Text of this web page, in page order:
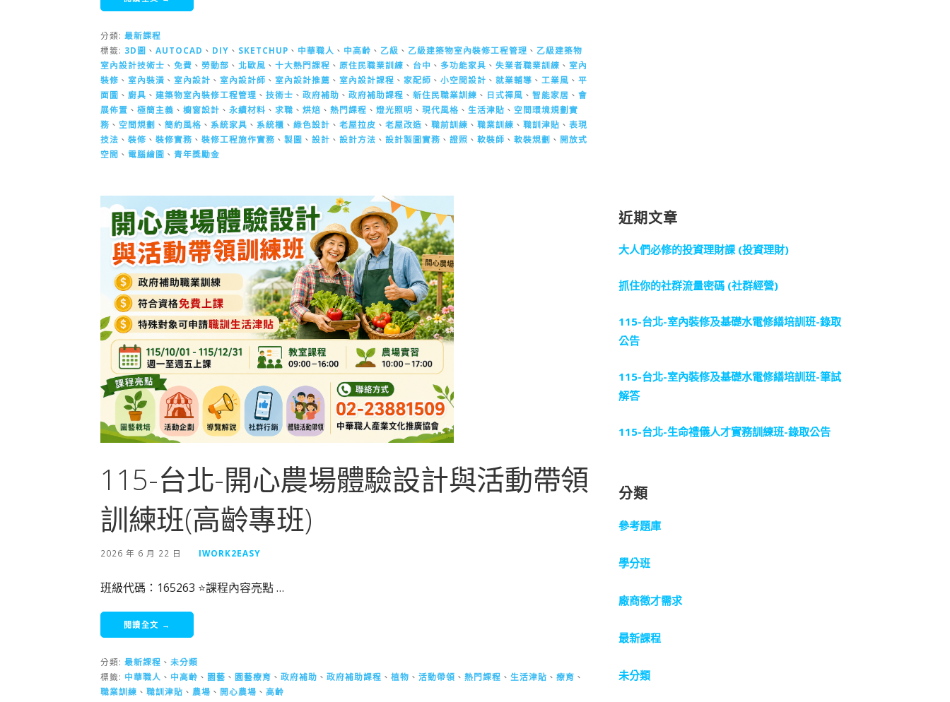
分類: 最新課程
標籤: 3D圖 、 AUTOCAD 、 DIY 、 SKETCHUP 、 中華職人 、 中高齡 、 乙級 、 乙級建築物室內裝修工程管理 、 乙級建築物
室內設計技術士 、 免費 、 勞動部 、 北歐風 、 十大熱門課程 、 原住民職業訓練 、 台中 、 多功能家具 、 失業者職業訓練 、 室內
裝修 、 室內裝潢 、 室內設計 、 室內設計師 、 室內設計推薦 、 室內設計課程 、 家配師 、 小空間設計 、 就業輔導 、 工業風 、 平
面圖 、 廚具 、 建築物室內裝修工程管理 、 技術士 、 政府補助 、 政府補助課程 、 新住民職業訓練 、 日式禪風 、 智能家居 、 會
展佈置 、 極簡主義 、 櫥窗設計 、 永續材料 、 求職 、 烘焙 、 熱門課程 、 燈光照明 、 現代風格 、 生活津貼 、 空間環境規劃實
務 、 空間規劃 、 簡約風格 、 系統家具 、 系統櫃 、 綠色設計 、 老屋拉皮 、 老屋改造 、 職前訓練 、 職業訓練 、 職訓津貼 、 表現
技法 、 裝修 、 裝修實務 、 裝修工程施作實務 、 製圖 、 設計 、 設計方法 、 設計製圖實務 、 證照 、 軟裝師 、 軟裝規劃 、 開放式
空間 、 電腦繪圖 、 青年獎勵金
115-台北-開心農場體驗設計與活動帶領
訓練班(高齡專班)
2026 年 6 月 22 日 IWORK2EASY
班級代碼：165263 ⭐課程內容亮點 …
閱讀全文 →
分類: 最新課程 、 未分類
標籤: 中華職人 、 中高齡 、 園藝 、 園藝療育 、 政府補助 、 政府補助課程 、 植物 、 活動帶領 、 熱門課程 、 生活津貼 、 療育 、
職業訓練 、 職訓津貼 、 農場 、 開心農場 、 高齡
近期文章
大人們必修的投資理財課 (投資理財)
抓住你的社群流量密碼 (社群經營)
115-台北-室內裝修及基礎水電修繕培訓班-錄取
公告
115-台北-室內裝修及基礎水電修繕培訓班-筆試
解答
115-台北-生命禮儀人才實務訓練班-錄取公告
分類
參考題庫
學分班
廠商徵才需求
最新課程
未分類